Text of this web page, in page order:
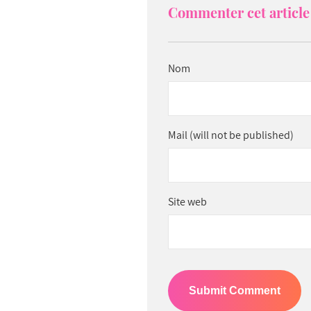
Commenter cet
Nom
Mail (will not be published)
Site web